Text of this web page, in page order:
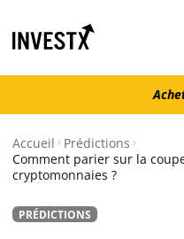
Actualité
Actualité Bitcoin
Accueil
Prédictions
Comment parier sur la
cryptomonnaies ?
PRÉDICTIONS